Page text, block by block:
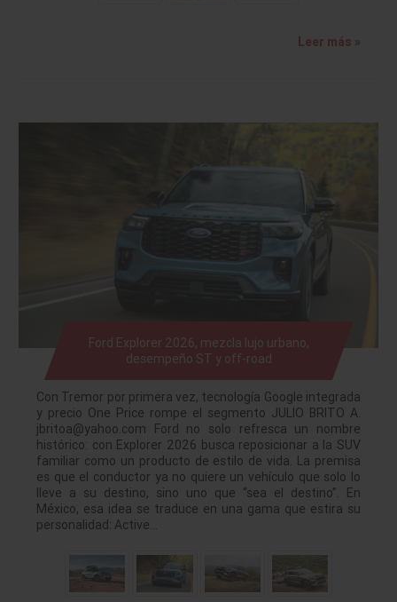
Leer más »
Ford Explorer 2026, mezcla lujo urbano,
desempeño ST y off-road
Con Tremor por primera vez, tecnología Google integrada
y precio One Price rompe el segmento JULIO BRITO A.
jbritoa@yahoo.com Ford no solo refresca un nombre
histórico: con Explorer 2026 busca reposicionar a la SUV
familiar como un producto de estilo de vida. La premisa
es que el conductor ya no quiere un vehículo que solo lo
lleve a su destino, sino uno que “sea el destino”. En
México, esa idea se traduce en una gama que estira su
personalidad: Active…